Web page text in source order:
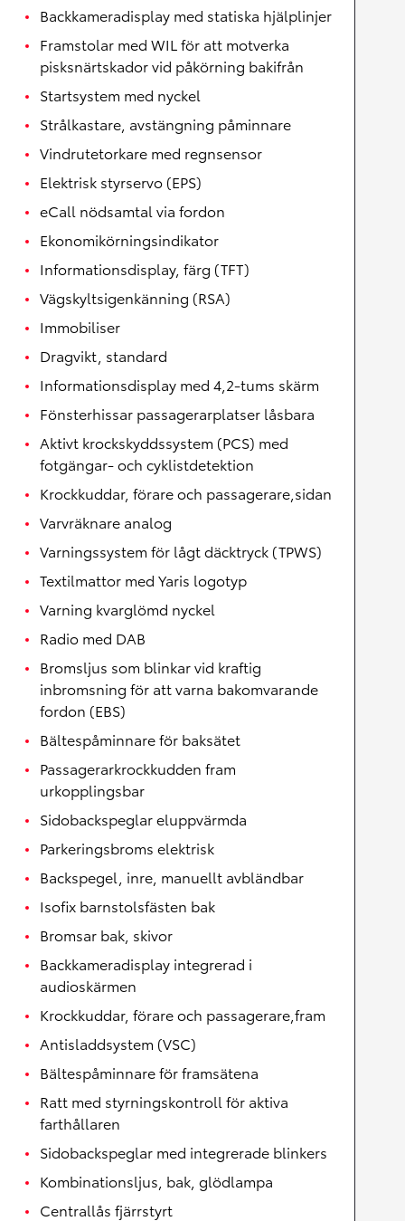
Backkameradisplay med statiska hjälplinjer
Framstolar med WIL för att motverka
pisksnärtskador vid påkörning bakifrån
Startsystem med nyckel
Strålkastare, avstängning påminnare
Vindrutetorkare med regnsensor
Elektrisk styrservo (EPS)
eCall nödsamtal via fordon
Ekonomikörningsindikator
Informationsdisplay, färg (TFT)
Vägskyltsigenkänning (RSA)
Immobiliser
Dragvikt, standard
Informationsdisplay med 4,2-tums skärm
Fönsterhissar passagerarplatser låsbara
Aktivt krockskyddssystem (PCS) med
fotgängar- och cyklistdetektion
Krockkuddar, förare och passagerare,sidan
Varvräknare analog
Varningssystem för lågt däcktryck (TPWS)
Textilmattor med Yaris logotyp
Varning kvarglömd nyckel
Radio med DAB
Bromsljus som blinkar vid kraftig
inbromsning för att varna bakomvarande
fordon (EBS)
Bältespåminnare för baksätet
Passagerarkrockkudden fram
urkopplingsbar
Sidobackspeglar eluppvärmda
Parkeringsbroms elektrisk
Backspegel, inre, manuellt avbländbar
Isofix barnstolsfästen bak
Bromsar bak, skivor
Backkameradisplay integrerad i
audioskärmen
Krockkuddar, förare och passagerare,fram
Antisladdsystem (VSC)
Bältespåminnare för framsätena
Ratt med styrningskontroll för aktiva
farthållaren
Sidobackspeglar med integrerade blinkers
Kombinationsljus, bak, glödlampa
Centrallås fjärrstyrt